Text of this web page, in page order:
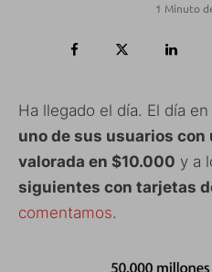
1 Minuto
Ha llegado el día. El día
uno de sus usuarios con
valorada en $10.000 y a
siguientes con tarjetas
comentamos.